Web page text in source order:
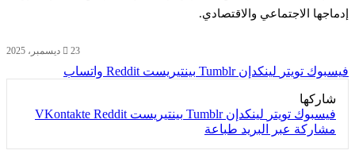
إدماجها الاجتماعي والاقتصادي.
23 ديسمبر، 2025
فيسبوك تويتر لينكدإن بينتيريست واتساب
شاركها
فيسبوك تويتر لينكدإن بينتيريست
مشاركة عبر البريد طباعة